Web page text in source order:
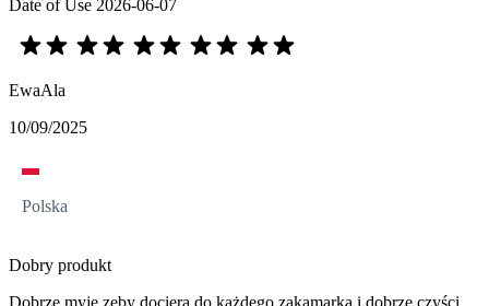
Date of Use 2026-06-07
EwaAla
10/09/2025
Polska
Dobry produkt
Dobrze myje zęby dociera do każdego zakamarka i dobrze czyści